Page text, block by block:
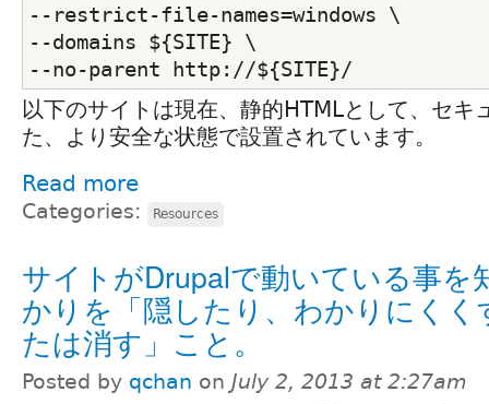
--restrict-file-names=windows \
--domains ${SITE} \
--no-parent http://${SITE}/
以下のサイトは現在、静的HTMLとして、セキ
た、より安全な状態で設置されています。
Read more
Categories: Resources
サイトがDrupalで動いている事を
かりを「隠したり、わかりにくく
たは消す」こと。
Posted by qchan on July 2, 2013 at 2:27am